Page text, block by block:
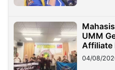
UMM
Affiliate
Migran
04/08/